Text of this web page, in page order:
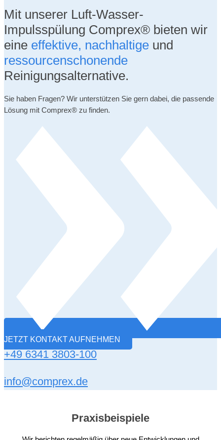
Mit unserer Luft-Wasser-
Impulsspülung Comprex® bieten wir
eine effektive, nachhaltige und
ressourcenschonende
Reinigungsalternative.
Sie haben Fragen? Wir unterstützen Sie gern dabei, die passende
Lösung mit Comprex® zu finden.
JETZT KONTAKT AUFNEHMEN
+49 6341 3803-100
info@comprex.de
Praxisbeispiele